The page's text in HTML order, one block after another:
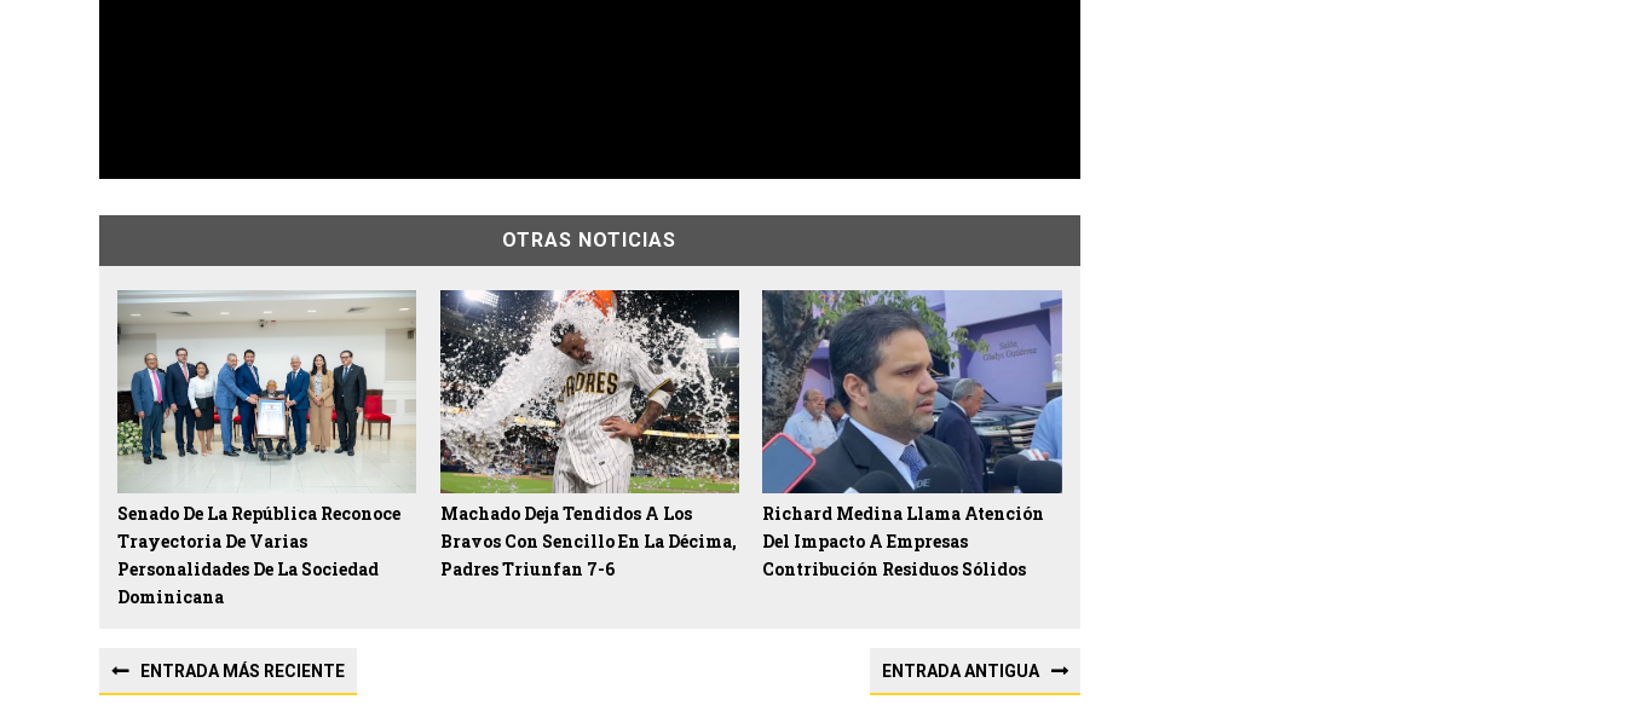
OTRAS NOTICIAS
Senado De La República Reconoce
Trayectoria De Varias
Personalidades De La Sociedad
Dominicana
Machado Deja Tendidos A Los
Bravos Con Sencillo En La Décima,
Padres Triunfan 7-6
Richard Medina Llama Atención
Del Impacto A Empresas
Contribución Residuos Sólidos
ENTRADA MÁS RECIENTE ENTRADA ANTIGUA